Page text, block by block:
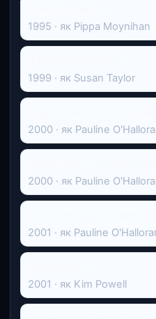
1995 · як Pippa Moynihan
1999 · як Susan Taylor
2000 · як Pauline
2000 · як Pauline
2001 · як Pauline
2001 · як Kim Powell